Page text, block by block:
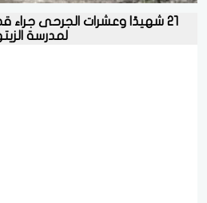
٢١ شهيدًا وعشرات الجرحى جراء
لمدرسة